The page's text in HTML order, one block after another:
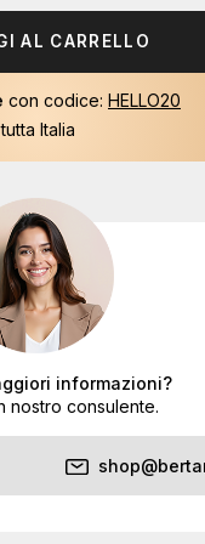
AL CARRELLO
con codice: HELLO20
Italia
informazioni?
nostro consulente.